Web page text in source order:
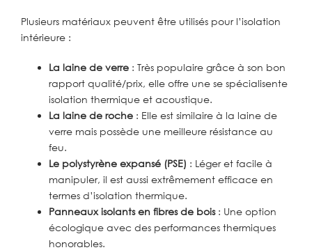
Plusieurs matériaux peuvent être utilisés pour l’isolation
intérieure :
La laine de verre: Très populaire grâce à son bon
rapport qualité/prix, elle offre une se spécialisente
isolation thermique et acoustique.
La laine de roche: Elle est similaire à la laine de
verre mais possède une meilleure résistance au
feu.
Le polystyrène expansé (PSE) : Léger et facile à
manipuler, il est aussi extrêmement efficace en
termes d’isolation thermique.
Panneaux isolants en fibres de bois: Une option
écologique avec des performances thermiques
honorables.